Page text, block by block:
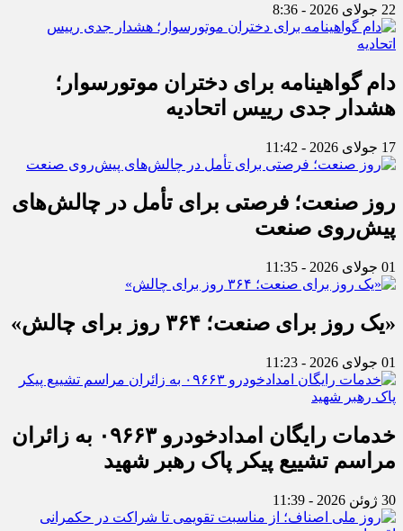
22 جولای 2026 - 8:36
دام گواهینامه برای دختران موتورسوار؛
هشدار جدی رییس اتحادیه
17 جولای 2026 - 11:42
روز صنعت؛ فرصتی برای تأمل در چالش‌های
پیش‌روی صنعت
01 جولای 2026 - 11:35
«یک روز برای صنعت؛ ۳۶۴ روز برای چالش»
01 جولای 2026 - 11:23
خدمات رایگان امدادخودرو ۰۹۶۶۳ به زائران
مراسم تشییع پیکر پاک رهبر شهید
30 ژوئن 2026 - 11:39